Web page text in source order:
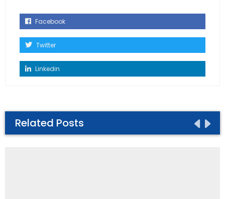
Facebook
Twitter
Linkedin
Related Posts